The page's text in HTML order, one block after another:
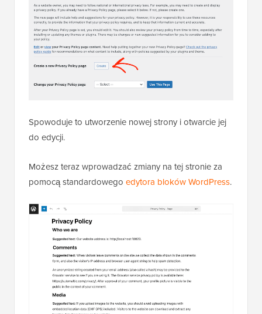
Spowoduje to utworzenie nowej strony i otwarcie jej
do edycji.
Możesz teraz wprowadzać zmiany na tej stronie za
pomocą standardowego edytora bloków WordPress.